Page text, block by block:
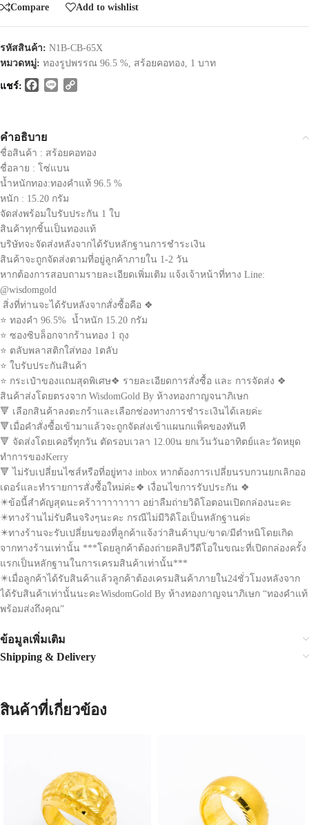
Compare Add to wishlist
รหัสสินค้า: N1B-CB-65X
หมวดหมู่: ทองรูปพรรณ 96.5 %, สร้อยคอทอง, 1 บาท
แชร์: Facebook
Line
คำอธิบาย
ชื่อสินค้า : สร้อยคอทอง
ชื่อลาย : โซ่แบน
น้ำหนักทอง:ทองคำแท้ 96.5 %
หนัก : 15.20 กรัม
จัดส่งพร้อมใบรับประกัน 1 ใบ
สินค้าทุกชิ้นเป็นทองแท้
บริษัทจะจัดส่งหลังจากได้รับหลักฐานการชำระเงิน
สินค้าจะถูกจัดส่งตามที่อยู่ลูกค้าภายใน 1-2 วัน
หากต้องการสอบถามรายละเอียดเพิ่มเติม แจ้งเจ้าหน้าที่ทาง Line:
@wisdomgold
สิ่งที่ท่านจะได้รับหลังจากสั่งซื้อคือ ❖
⭐ ทองคำ 96.5% น้ำหนัก 15.20 กรัม
⭐ ซองซิบล็อกจากร้านทอง 1 ถุง
⭐ ตลับพลาสติกใส่ทอง 1ตลับ
⭐ ใบรับประกันสินค้า
⭐ กระเป๋าของแถมสุดพิเศษ❖ รายละเอียดการสั่งซื้อ และ การจัดส่ง ❖
สินค้าส่งโดยตรงจาก WisdomGold By ห้างทองกาญจนาภิเษก
🔻 เลือกสินค้าลงตะกร้าและเลือกช่องทางการชำระเงินได้เลยค่ะ
🔻เมื่อคำสั่งซื้อเข้ามาแล้วจะถูกจัดส่งเข้าแผนกแพ็คของทันที
🔻 จัดส่งโดยเคอรี่ทุกวัน ตัดรอบเวลา 12.00น ยกเว้นวันอาทิตย์และวัดหยุด
ทำการของKerry
🔻 ไม่รับเปลี่ยนไซส์หรือที่อยู่ทาง inbox หากต้องการเปลี่ยนรบกวนยกเลิกออ
เดอร์และทำรายการสั่งซื้อใหม่ค่ะ❖ เงื่อนไขการรับประกัน ❖
✴️ข้อนี้สำคัญสุดนะคร้าาาาาาาาา อย่าลืมถ่ายวิดิโอตอนเปิดกล่องนะคะ
✴️ทางร้านไม่รับคืนจริงๆนะคะ กรณีไม่มีวิดิโอเป็นหลักฐานค่ะ
✴️ทางร้านจะรับเปลี่ยนของที่ลูกค้าแจ้งว่าสินค้าบุบ/ขาด/มีตำหนิโดยเกิด
จากทางร้านเท่านั้น ***โดยลูกค้าต้องถ่ายคลิปวีดีโอในขณะที่เปิดกล่องครั้ง
แรกเป็นหลักฐานในการเครมสินค้าเท่านั้น***
✴️เมื่อลูกค้าได้รับสินค้าแล้วลูกค้าต้องเครมสินค้าภายใน24ชั่วโมงหลังจาก
ได้รับสินค้าเท่านั้นนะคะWisdomGold By ห้างทองกาญจนาภิเษก “ทองคำแท้
พร้อมส่งถึงคุณ”
ข้อมูลเพิ่มเติม
Shipping & Delivery
สินค้าที่เกี่ยวข้อง